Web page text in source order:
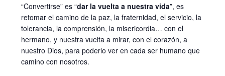
“Convertirse” es “dar la vuelta a nuestra vida”, es
retomar el camino de la paz, la fraternidad, el servicio, la
tolerancia, la comprensión, la misericordia… con el
hermano, y nuestra vuelta a mirar, con el corazón, a
nuestro Dios, para poderlo ver en cada ser humano que
camino con nosotros.